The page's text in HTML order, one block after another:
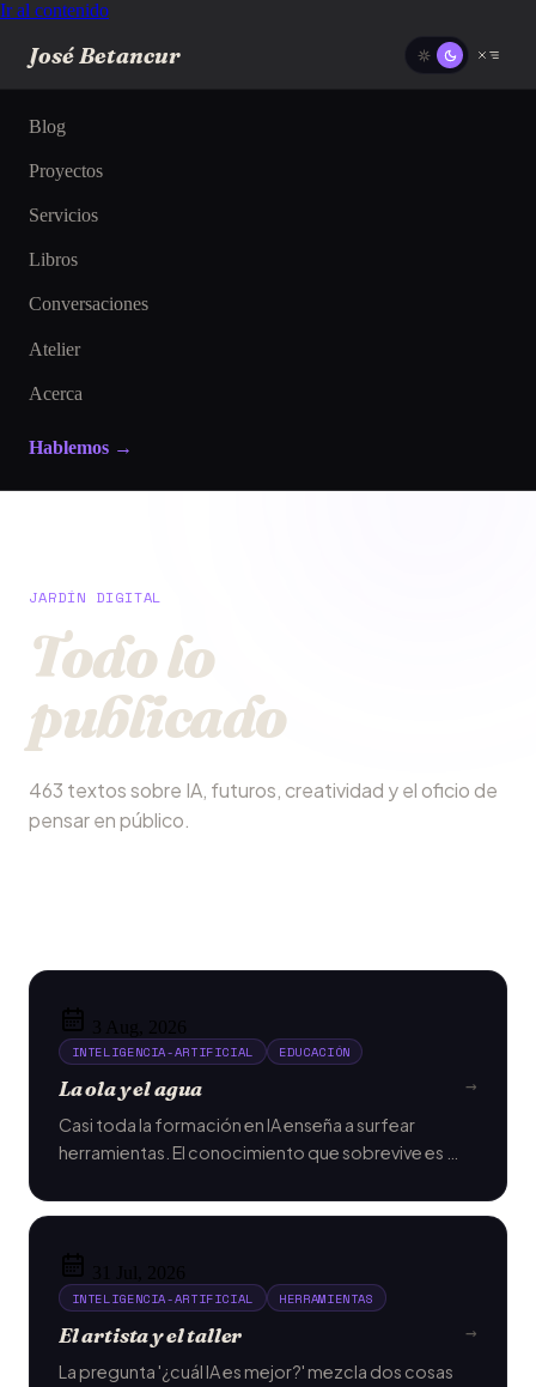
Ir al contenido
José Betancur
Blog
Proyectos
Servicios
Libros
Conversaciones
Atelier
Acerca
Hablemos →
JARDÍN DIGITAL
Todo lo
publicado
463 textos sobre IA, futuros, creatividad y el oficio de
pensar en público.
3 Aug, 2026
INTELIGENCIA-ARTIFICIAL EDUCACIÓN
La ola y el agua
Casi toda la formación en IA enseña a surfear
herramientas. El conocimiento que sobrevive es el
→
31 Jul, 2026
INTELIGENCIA-ARTIFICIAL HERRAMIENTAS
El artista y el taller
La pregunta '¿cuál IA es mejor?' mezcla dos cosas
→